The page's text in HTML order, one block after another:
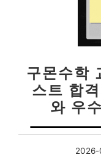
구몬수학
스트 합
와 우
2026-